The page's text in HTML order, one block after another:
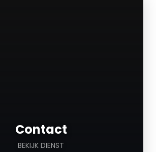
Contact
BEKIJK DIENST